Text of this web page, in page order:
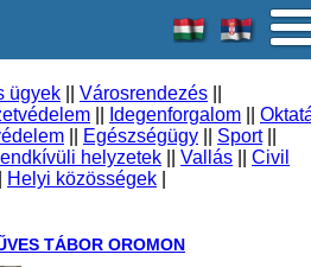
ügyek Városrendezés
Idegenforgalom
Egészségügy Sport||
helyzetek Vallás
Civil
Helyi közösségek
TÁBOR OROMON